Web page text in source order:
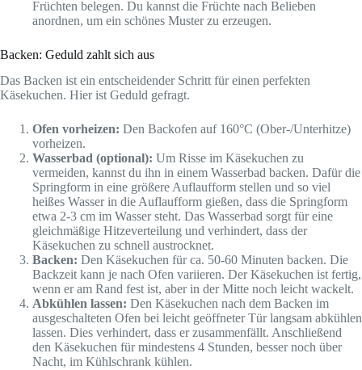
Früchten belegen. Du kannst die Früchte nach Belieben
anordnen, um ein schönes Muster zu erzeugen.
Backen: Geduld zahlt sich aus
Das Backen ist ein entscheidender Schritt für einen perfekten
Käsekuchen. Hier ist Geduld gefragt.
Ofen vorheizen: Den Backofen auf 160°C (Ober-/Unterhitze)
vorheizen.
Wasserbad (optional): Um Risse im Käsekuchen zu
vermeiden, kannst du ihn in einem Wasserbad backen. Dafür die
Springform in eine größere Auflaufform stellen und so viel
heißes Wasser in die Auflaufform gießen, dass die Springform
etwa 2-3 cm im Wasser steht. Das Wasserbad sorgt für eine
gleichmäßige Hitzeverteilung und verhindert, dass der
Käsekuchen zu schnell austrocknet.
Backen: Den Käsekuchen für ca. 50-60 Minuten backen. Die
Backzeit kann je nach Ofen variieren. Der Käsekuchen ist fertig,
wenn er am Rand fest ist, aber in der Mitte noch leicht wackelt.
Abkühlen lassen: Den Käsekuchen nach dem Backen im
ausgeschalteten Ofen bei leicht geöffneter Tür langsam abkühlen
lassen. Dies verhindert, dass er zusammenfällt. Anschließend
den Käsekuchen für mindestens 4 Stunden, besser noch über
Nacht, im Kühlschrank kühlen.